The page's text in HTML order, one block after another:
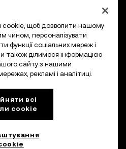
cookie, щоб дозволити нашому
чином, персоналізувати
функції соціальних мереж і
також ділимося інформацією
сайту з нашими
рекламі і аналітиці.
всі
сookie